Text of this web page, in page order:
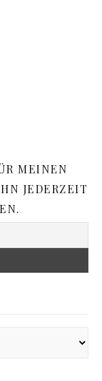
MEINEN
JEDERZEIT